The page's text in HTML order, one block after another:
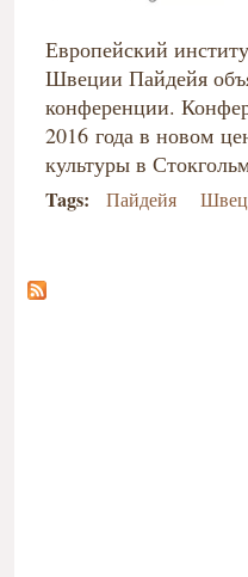
Европейский
Швеции Пайдейя
конференции.
2016 года в новом
культуры в
Tags: Пайдейя